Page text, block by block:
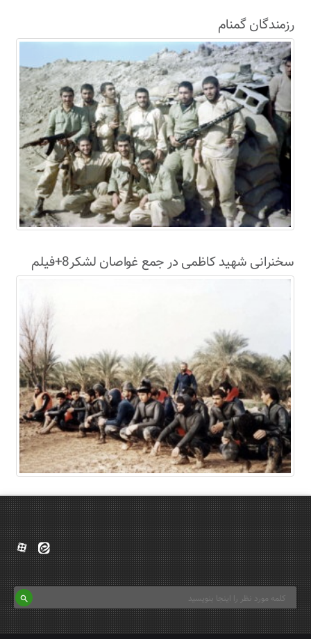
رزمندگان گمنام
سخنرانی شهید کاظمی در جمع غواصان لشکر8+فیلم